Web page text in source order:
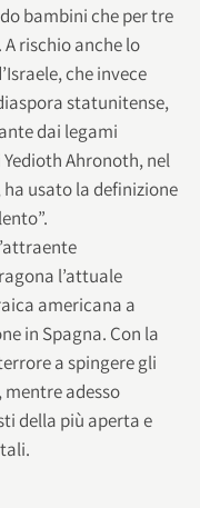
bambini che per tre
rischio anche lo
che invece
statunitense,
dai legami
Ahronoth, nel
usato la definizione
l’attuale
americana a
in Spagna. Con la
a spingere gli
adesso
della più aperta e